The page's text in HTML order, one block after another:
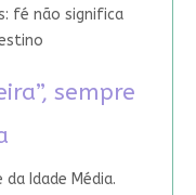
fé não significa
sempre
Idade Média.